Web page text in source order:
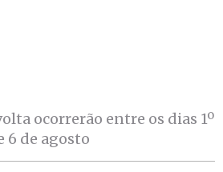
ocorrerão entre os dias 1º
6 de agosto